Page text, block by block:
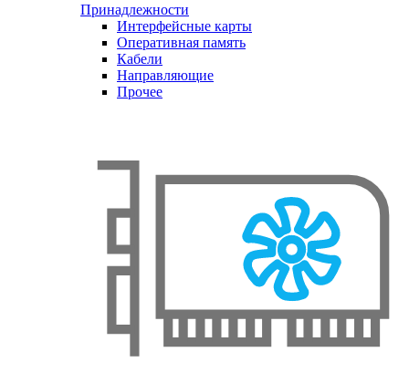
Принадлежности
Интерфейсные карты
Оперативная память
Кабели
Направляющие
Прочее